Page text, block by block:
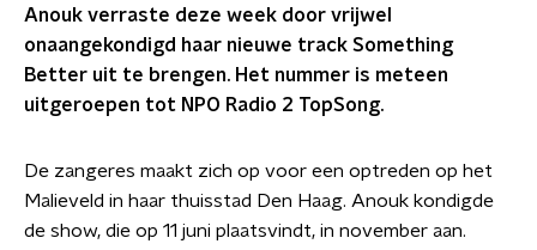
Anouk verraste deze week door vrijwel
onaangekondigd haar nieuwe track Something
Better uit te brengen. Het nummer is meteen
uitgeroepen tot NPO Radio 2 TopSong.
De zangeres maakt zich op voor een optreden op het
Malieveld in haar thuisstad Den Haag. Anouk kondigde
de show, die op 11 juni plaatsvindt, in november aan.